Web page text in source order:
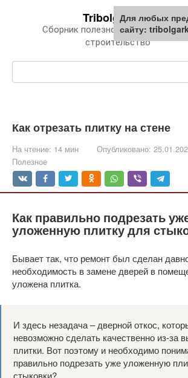
Tribolgarki.ru
Сборник полезной информации
строительство
Как отрезать плитку на стене
На чтение: 14 мин Опубликовано:
Полезное
Как правильно подрезать
уложенную плитку для
Бывает так, что ремонт был сделан
необходимость в замене дверей в
уложена плитка.
И здесь незадача – дверной откос,
невозможно сделать качественно из-за
плитки. Вот поэтому и необходимо
правильно подрезать уже уложенную
стыковки?
Для любых
сайту: